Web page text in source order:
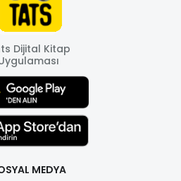
Dijital Kitap
MEDYA